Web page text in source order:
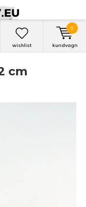
wishlist kundvagn
0
cm